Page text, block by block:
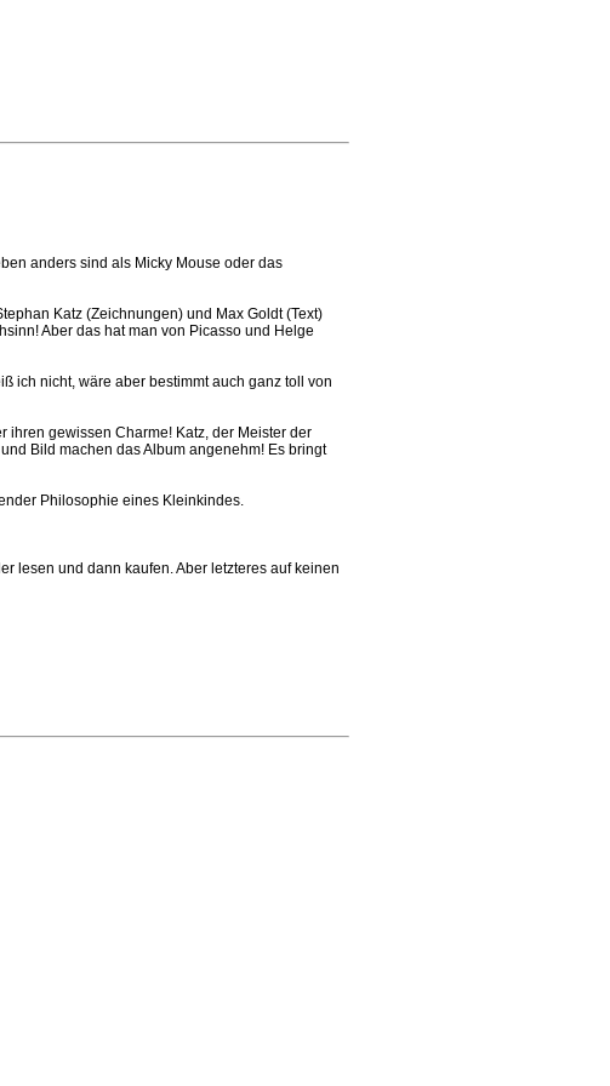
anders sind als Micky Mouse oder das
Katz (Zeichnungen) und Max Goldt (Text)
Aber das hat man von Picasso und Helge
ich nicht, wäre aber bestimmt auch ganz toll von
ihren gewissen Charme! Katz, der Meister der
Bild machen das Album angenehm! Es bringt
Philosophie eines Kleinkindes.
lesen und dann kaufen. Aber letzteres auf keinen